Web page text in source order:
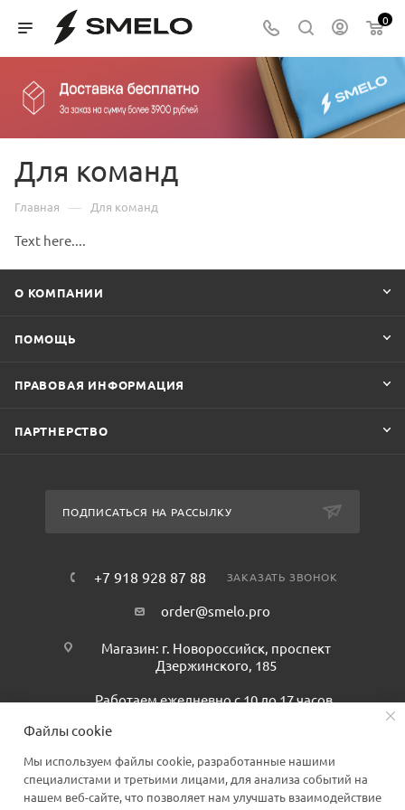
0
Для команд
Главная — Для команд
Text here....
О КОМПАНИИ
ПОМОЩЬ
ПРАВОВАЯ ИНФОРМАЦИЯ
ПАРТНЕРСТВО
ПОДПИСАТЬСЯ НА РАССЫЛКУ
+7 918 928 87 88 ЗАКАЗАТЬ ЗВОНОК
order@smelo.pro
Магазин: г. Новороссийск, проспект
Дзержинского, 185
Работаем ежедневно с 10 до 17 часов.
Файлы cookie
Мы используем файлы cookie, разработанные нашими
специалистами и третьими лицами, для анализа событий на
нашем веб-сайте, что позволяет нам улучшать взаимодействие